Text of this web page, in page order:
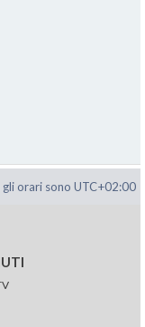
orari sono UTC+02:00